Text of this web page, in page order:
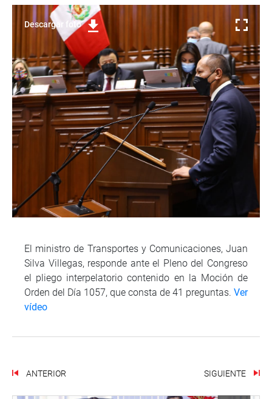
Descargar foto
El ministro de Transportes y Comunicaciones, Juan
Silva Villegas, responde ante el Pleno del Congreso
el pliego interpelatorio contenido en la Moción de
Orden del Día 1057, que consta de 41 preguntas. Ver
vídeo
ANTERIOR SIGUIENTE